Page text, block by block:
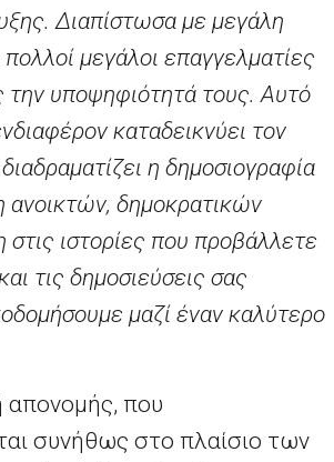
Διαπίστωσα με μεγάλη
μεγάλοι επαγγελματίες
υποψηφιότητά τους. Αυτό
καταδεικνύει τον
η δημοσιογραφία
ανοικτών, δημοκρατικών
ιστορίες που προβάλλετε
τις δημοσιεύσεις σας
μαζί έναν καλύτερο
απονομής, που
συνήθως στο πλαίσιο των